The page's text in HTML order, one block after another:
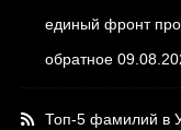
единый фронт
обратное
Топ-5 фамилий в